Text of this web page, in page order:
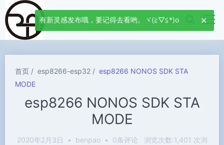
首页 esp8266-esp32
esp8266 NONOS SDK STA
MODE
esp8266 NONOS SDK STA
MODE
2020年2月3日 • benpao • 0条评论
浏览次数:1,401 次浏
有新灵感发布哦，要记得去看哟。ヾ(≧▽≦*)o